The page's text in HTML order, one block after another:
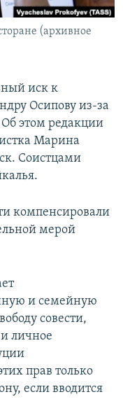
(архивное
иск к
Осипову из-за
Об этом редакции
Марина
Соистцами
компенсировали
мерой
и семейную
совести,
личное
прав только
если вводится